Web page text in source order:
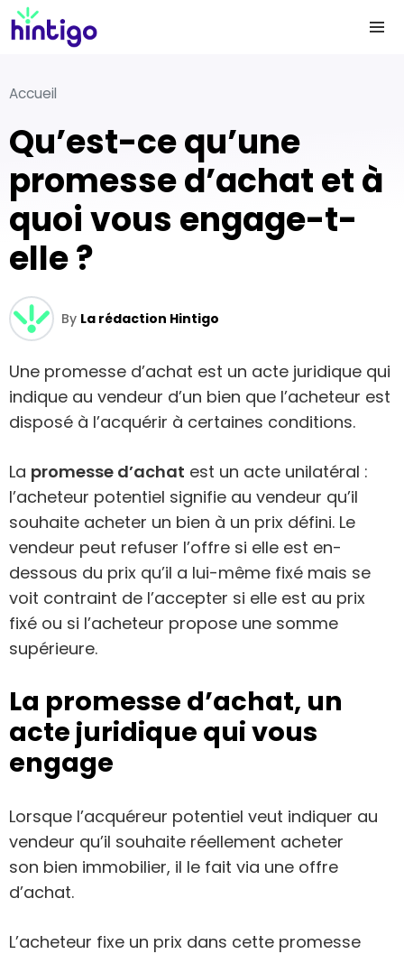
Accueil
Qu’est-ce qu’une
promesse d’achat et à
quoi vous engage-t-
elle ?
By La rédaction Hintigo
Une promesse d’achat est un acte juridique qui
indique au vendeur d’un bien que l’acheteur est
disposé à l’acquérir à certaines conditions.
La promesse d’achat est un acte unilatéral :
l’acheteur potentiel signifie au vendeur qu’il
souhaite acheter un bien à un prix défini. Le
vendeur peut refuser l’offre si elle est en-
dessous du prix qu’il a lui-même fixé mais se
voit contraint de l’accepter si elle est au prix
fixé ou si l’acheteur propose une somme
supérieure.
La promesse d’achat, un
acte juridique qui vous
engage
Lorsque l’acquéreur potentiel veut indiquer au
vendeur qu’il souhaite réellement acheter
son bien immobilier, il le fait via une offre
d’achat.
L’acheteur fixe un prix dans cette promesse